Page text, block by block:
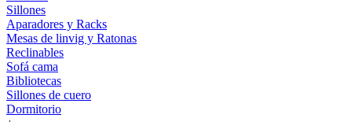
Sillones
Aparadores y Racks
Mesas de linvig y Ratonas
Reclinables
Sofá cama
Bibliotecas
Sillones de cuero
Dormitorio